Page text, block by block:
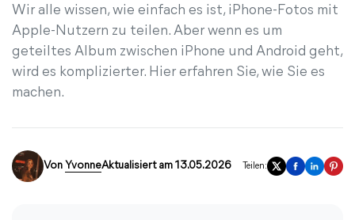
Wir alle wissen, wie einfach es ist, iPhone-Fotos mit
Apple-Nutzern zu teilen. Aber wenn es um
geteiltes Album zwischen iPhone und Android geht,
wird es komplizierter. Hier erfahren Sie, wie Sie es
machen.
Von YvonneAktualisiert am 13.05.2026 Teilen: